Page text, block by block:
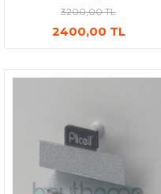
3200,00 TL
2400,00 TL